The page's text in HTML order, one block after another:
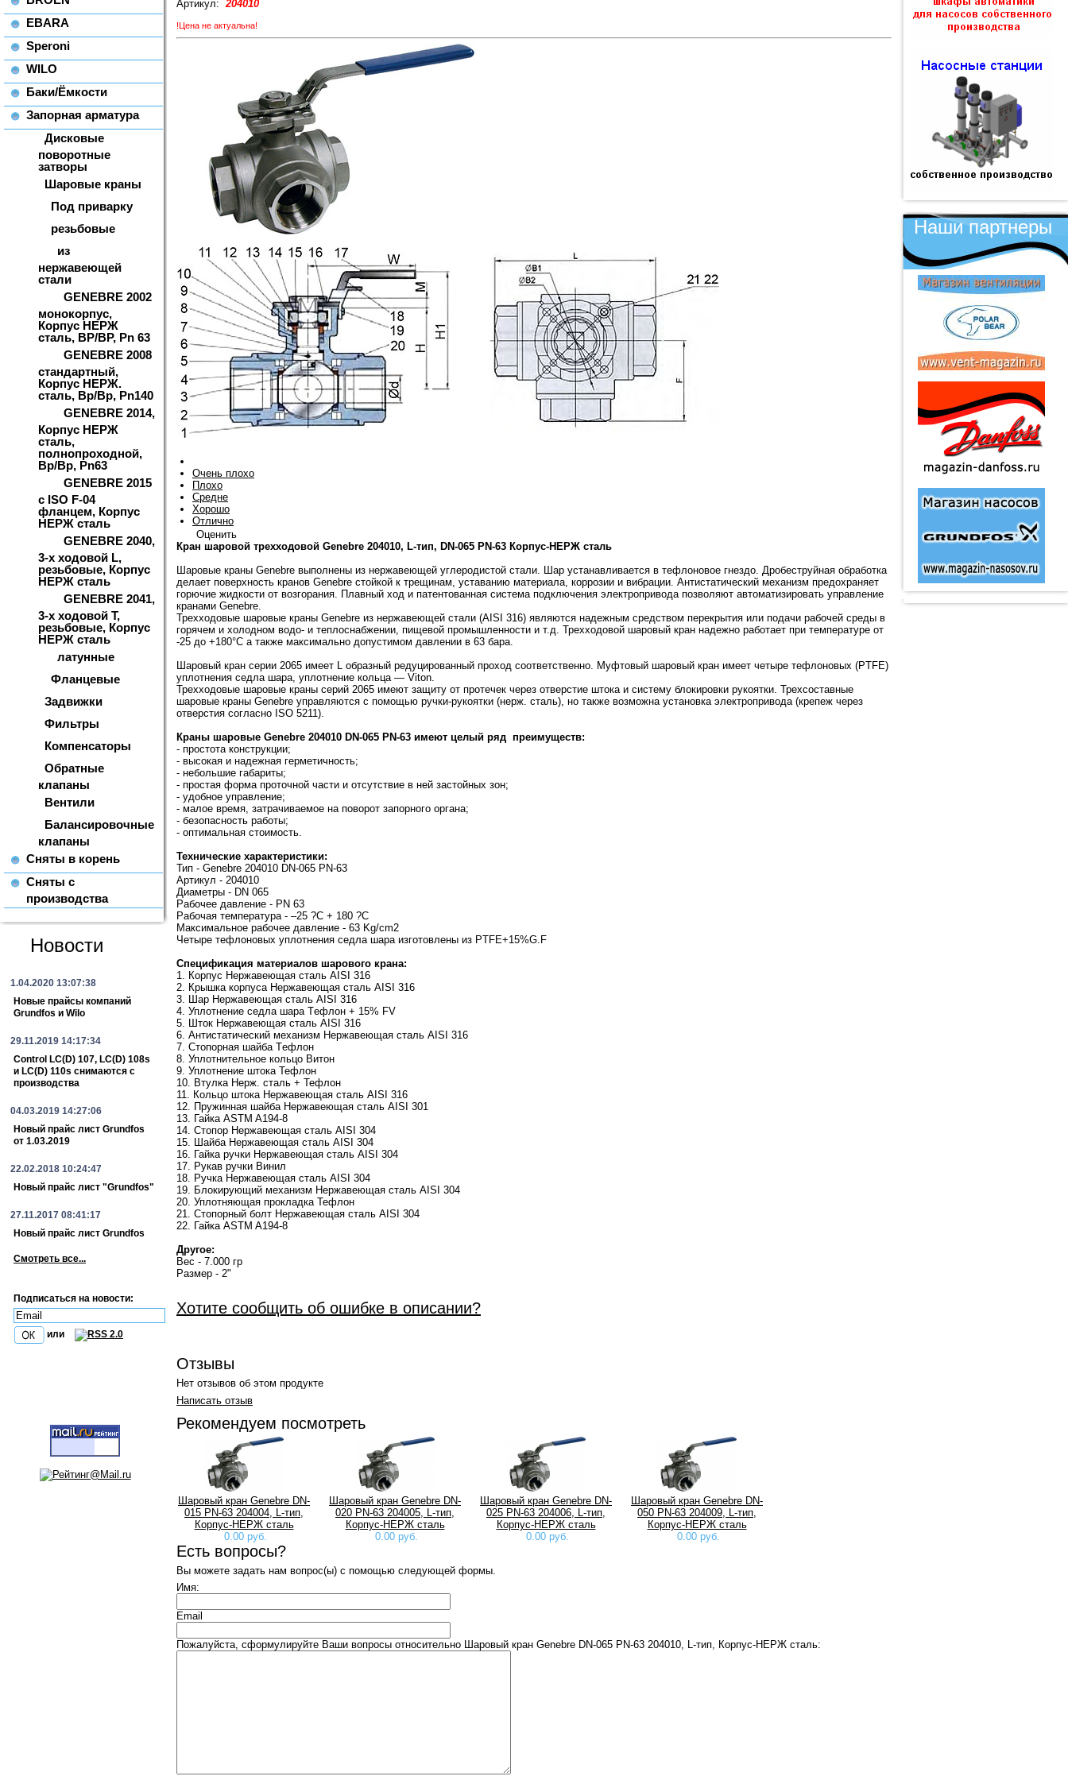
EBARA
Speroni
WILO
Баки/Ёмкости
Запорная арматура
Дисковые
поворотные
затворы
Шаровые краны
Под приварку
резьбовые
из
нержавеющей
стали
GENEBRE 2002
монокорпус,
Корпус НЕРЖ
сталь, ВР/ВР, Pn 63
GENEBRE 2008
стандартный,
Корпус НЕРЖ.
сталь, Вр/Вр, Pn140
GENEBRE 2014,
Корпус НЕРЖ
сталь,
полнопроходной,
Вр/Вр, Pn63
GENEBRE 2015
с ISO F-04
фланцем, Корпус
НЕРЖ сталь
GENEBRE 2040,
3-х ходовой L,
резьбовые, Корпус
НЕРЖ сталь
GENEBRE 2041,
3-х ходовой Т,
резьбовые, Корпус
НЕРЖ сталь
латунные
Фланцевые
Задвижки
Фильтры
Компенсаторы
Обратные
клапаны
Вентили
Балансировочные
клапаны
Сняты в корень
Сняты с
производства
Новости
1.04.2020 13:07:38
Новые прайсы компаний
Grundfos и Wilo
29.11.2019 14:17:34
Control LC(D) 107, LC(D) 108s
и LC(D) 110s снимаются с
производства
04.03.2019 14:27:06
Новый прайс лист Grundfos
от 1.03.2019
22.02.2018 10:24:47
Новый прайс лист "Grundfos"
27.11.2017 08:41:17
Новый прайс лист Grundfos
Смотреть все...
Подписаться на новости:
или
Наши партнеры
Артикул: 204010
!Цена не актуальна!
Очень плохо
Плохо
Средне
Хорошо
Отлично
Оценить
Кран шаровой трехходовой Genebre 204010, L-тип, DN-065 PN-63 Корпус-НЕРЖ сталь
Шаровые краны Genebre выполнены из нержавеющей углеродистой стали. Шар устанавливается в тефлоновое гнездо. Дробеструйная обработка
делает поверхность кранов Genebre стойкой к трещинам, уставанию материала, коррозии и вибрации. Антистатический механизм предохраняет
горючие жидкости от возгорания. Плавный ход и патентованная система подключения электропривода позволяют автоматизировать управление
кранами Genebre.
Трехходовые шаровые краны Genebre из нержавеющей стали (AISI 316) являются надежным средством перекрытия или подачи рабочей среды в
горячем и холодном водо- и теплоснабжении, пищевой промышленности и т.д. Трехходовой шаровый кран надежно работает при температуре от
-25 до +180°С а также максимально допустимом давлении в 63 бара.
Шаровый кран серии 2065 имеет L образный редуцированный проход соответственно. Муфтовый шаровый кран имеет четыре тефлоновых (PTFE)
уплотнения седла шара, уплотнение кольца — Viton.
Трехходовые шаровые краны серий 2065 имеют защиту от протечек через отверстие штока и систему блокировки рукоятки. Трехсоставные
шаровые краны Genebre управляются с помощью ручки-рукоятки (нерж. сталь), но также возможна установка электропривода (крепеж через
отверстия согласно ISO 5211).
Краны шаровые Genebre 204010 DN-065 PN-63 имеют целый ряд преимуществ:
- простота конструкции;
- высокая и надежная герметичность;
- небольшие габариты;
- простая форма проточной части и отсутствие в ней застойных зон;
- удобное управление;
- малое время, затрачиваемое на поворот запорного органа;
- безопасность работы;
- оптимальная стоимость.
Технические характеристики:
Тип - Genebre 204010 DN-065 PN-63
Артикул - 204010
Диаметры - DN 065
Рабочее давление - PN 63
Рабочая температура - –25 ?C + 180 ?C
Максимальное рабочее давление - 63 Kg/cm2
Четыре тефлоновых уплотнения седла шара изготовлены из PTFE+15%G.F
Спецификация материалов шарового крана:
1. Корпус Нержавеющая сталь AISI 316
2. Крышка корпуса Нержавеющая сталь AISI 316
3. Шар Нержавеющая сталь AISI 316
4. Уплотнение седла шара Tефлон + 15% FV
5. Шток Нержавеющая сталь AISI 316
6. Антистатический механизм Нержавеющая сталь AISI 316
7. Стопорная шайба Tефлон
8. Уплотнительное кольцо Витон
9. Уплотнение штока Тефлон
10. Втулка Нерж. сталь + Тефлон
11. Кольцо штока Нержавеющая сталь AISI 316
12. Пружинная шайба Нержавеющая сталь AISI 301
13. Гайка ASTM A194-8
14. Стопор Нержавеющая сталь AISI 304
15. Шайба Нержавеющая сталь AISI 304
16. Гайка ручки Нержавеющая сталь AISI 304
17. Рукав ручки Винил
18. Ручка Нержавеющая сталь AISI 304
19. Блокирующий механизм Нержавеющая сталь AISI 304
20. Уплотняющая прокладка Тефлон
21. Стопорный болт Нержавеющая сталь AISI 304
22. Гайка ASTM A194-8
Другое:
Вес - 7.000 гр
Размер - 2"
Хотите сообщить об ошибке в описании?
Отзывы
Нет отзывов об этом продукте
Написать отзыв
Рекомендуем посмотреть
Шаровый кран Genebre DN-
015 PN-63 204004, L-тип,
Корпус-НЕРЖ сталь
0.00 руб.
Шаровый кран Genebre DN-
020 PN-63 204005, L-тип,
Корпус-НЕРЖ сталь
0.00 руб.
Шаровый кран Genebre DN-
025 PN-63 204006, L-тип,
Корпус-НЕРЖ сталь
0.00 руб.
Шаровый кран Genebre DN-
050 PN-63 204009, L-тип,
Корпус-НЕРЖ сталь
0.00 руб.
Есть вопросы?
Вы можете задать нам вопрос(ы) с помощью следующей формы.
Имя:
Email
Пожалуйста, сформулируйте Ваши вопросы относительно Шаровый кран Genebre DN-065 PN-63 204010, L-тип, Корпус-НЕРЖ сталь: